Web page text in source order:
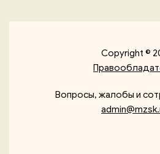
Copyright ©
Вопросы, жалобы и